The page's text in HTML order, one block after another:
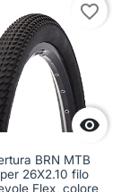

favorite_border
BRN MTB
26X2.10 filo
Flex, colore